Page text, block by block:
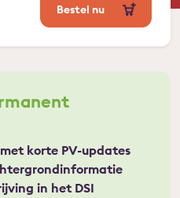
Bestel nu
korte PV-updates
in het DSI